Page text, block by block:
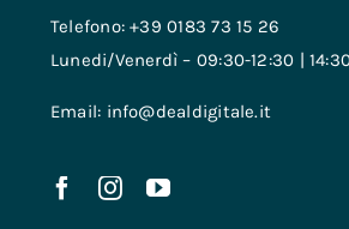
Telefono: +39 0183 73 15 26
Lunedi/Venerdì – 09:30-12:30 |
Email: info@dealdigitale.it